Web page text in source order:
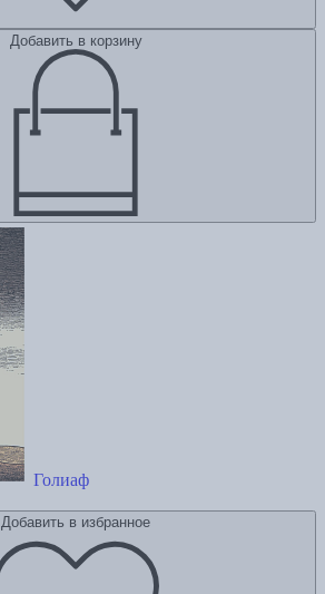
Добавить в корзину
Голиаф
Добавить в избранное